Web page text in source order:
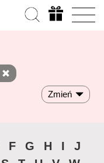
Zmień
F G H I
J